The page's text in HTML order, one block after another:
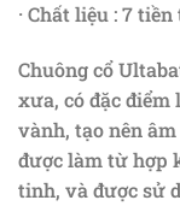
· Chất liệu : 7
Chuông cổ
xưa, có đặc
vành, tạo nên
được làm từ hợp
tinh, và được sử